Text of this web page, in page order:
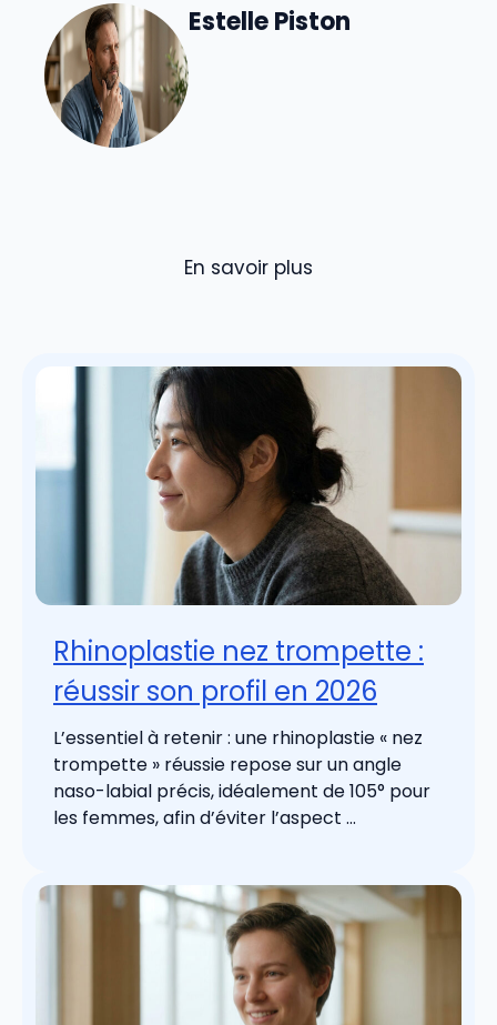
Estelle Piston
En savoir plus
Rhinoplastie nez trompette :
réussir son profil en 2026
L’essentiel à retenir : une rhinoplastie « nez
trompette » réussie repose sur un angle
naso-labial précis, idéalement de 105° pour
les femmes, afin d’éviter l’aspect ...